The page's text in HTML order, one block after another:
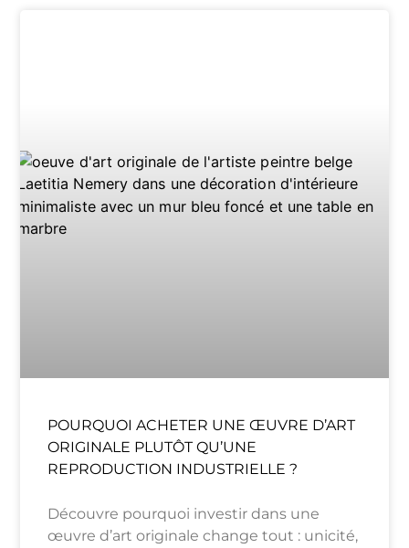
POURQUOI ACHETER UNE ŒUVRE D’ART
ORIGINALE PLUTÔT QU’UNE
REPRODUCTION INDUSTRIELLE ?
Découvre pourquoi investir dans une
œuvre d’art originale change tout : unicité,